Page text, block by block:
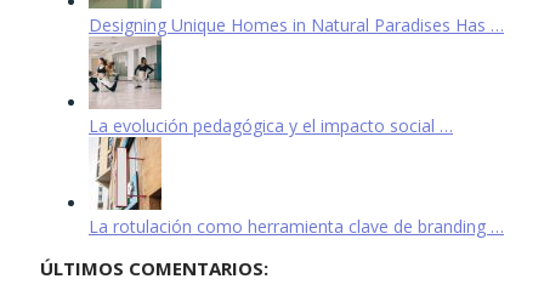
Designing Unique Homes in Natural Paradises Has …
La evolución pedagógica y el impacto social …
La rotulación como herramienta clave de branding …
ÚLTIMOS COMENTARIOS: